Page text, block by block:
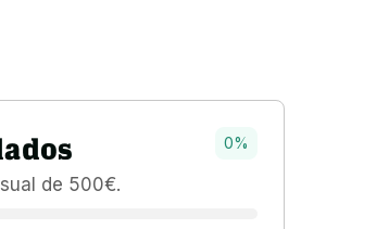
de 500€.
0%